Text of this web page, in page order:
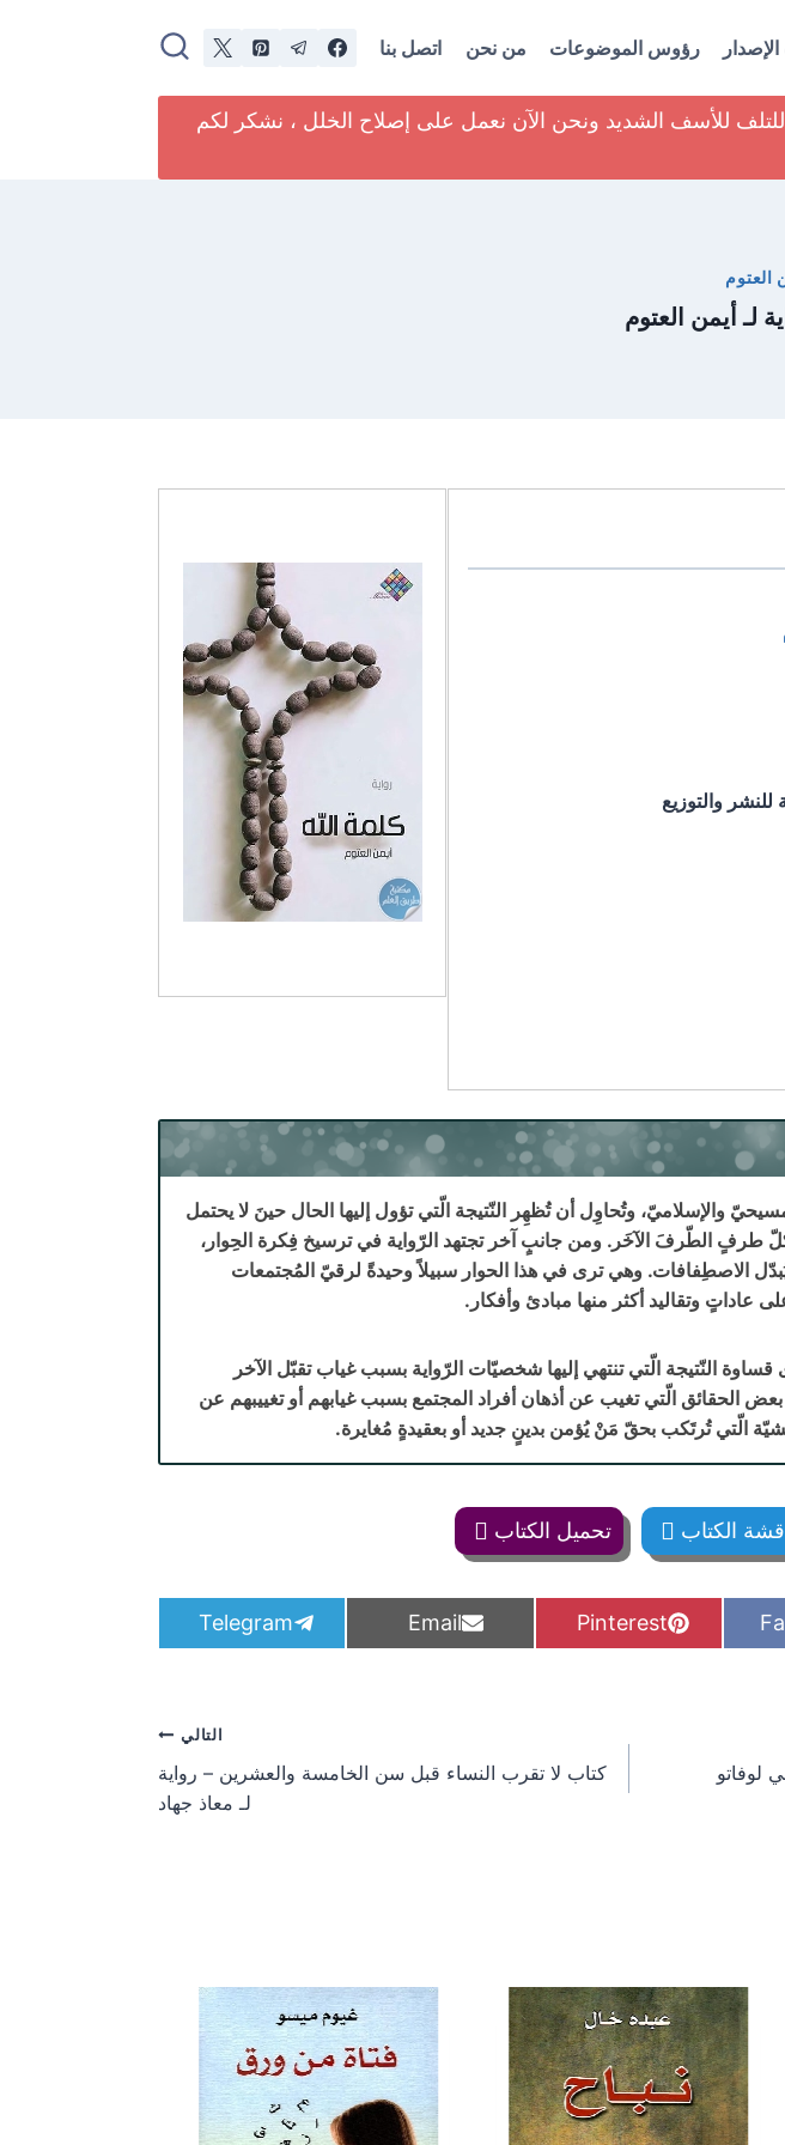
رؤوس الموضوعات من نحن اتصل بنا
للأسف الشديد ونحن الآن نعمل على إصلاح الخلل ، نشكر لكم
العتوم
لـ أيمن العتوم
للنشر والتوزيع
والإسلاميّ، وتُحاوِل أن تُظهِر النّتيجة الّتي تؤول إليها الحال حينَ لا يحتمل
طرفٍ الطّرفَ الآخَر. ومن جانبٍ آخر تجتهد الرّواية في ترسيخ فِكرة الحِوار،
الاصطِفافات. وهي ترى في هذا الحوار سبيلاً وحيدةً لرقيّ المُجتمعات
عاداتٍ وتقاليد أكثر منها مبادئ وأفكار.
قساوة النّتيجة الّتي تنتهي إليها شخصيّات الرّواية بسبب غياب تقبّل الآخر
الحقائق الّتي تغيب عن أذهان أفراد المجتمع بسبب غيابهم أو تغييبهم عن
الّتي تُرتَكب بحقّ مَنْ يُؤمن بدينٍ جديد أو بعقيدةٍ مُغايرة.
الكتاب تحميل الكتاب
S
h
Pinterest
S
h
Email
S
h
Telegram
التالي
كتاب لا تقرب النساء قبل سن الخامسة والعشرين – رواية
لـ معاذ جهاد